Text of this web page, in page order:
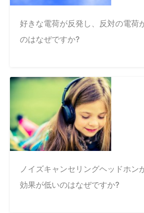
好きな電荷が反発し、反対の電荷
のはなぜですか?
ノイズキャンセリングヘッドホン
効果が低いのはなぜですか?